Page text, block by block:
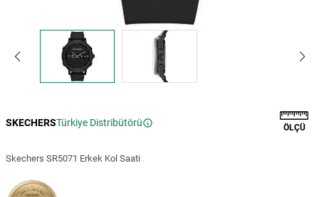
SKECHERSTürkiye Distribütörü ÖLÇÜ
Skechers SR5071 Erkek Kol Saati